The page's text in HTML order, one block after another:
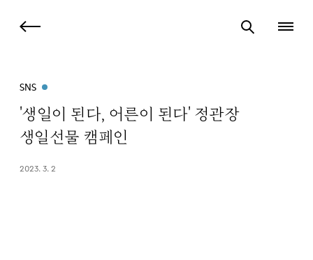
SNS
'생일이 된다, 어른이 된다' 정관장
생일선물 캠페인
2023. 3. 2